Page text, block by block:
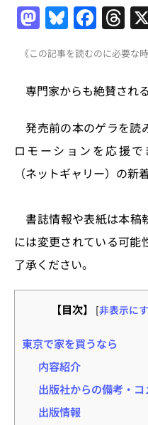
M
a
st
o
o
n
Bl
u
e
s
y
F
a
c
e
o
o
k
T
h
re
a
s
《この記事を読むのに必要な
専門家からも絶賛され
発売前の本のゲラを読
ロモーションを応援
（ネットギャリー）の新
書誌情報や表紙は本稿
には変更されている可能
了承ください。
【目次】 [非表示に
東京で家を買うなら
内容紹介
出版社からの備考・コ
出版情報